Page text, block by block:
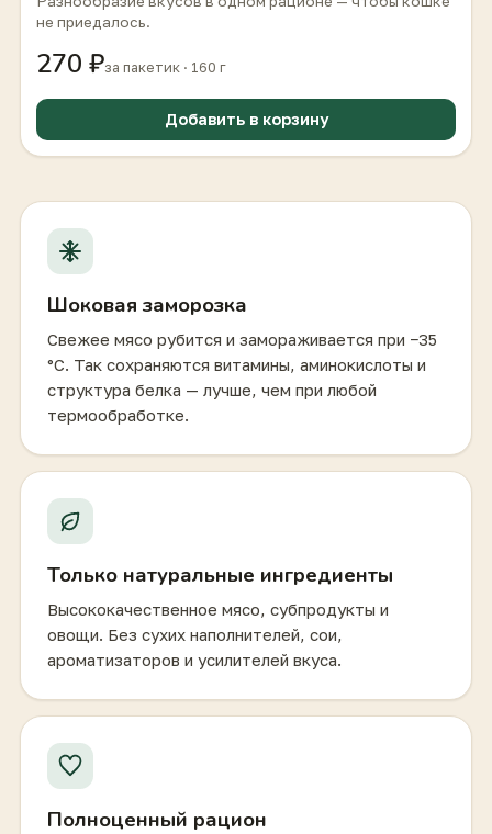
не приедалось.
270 ₽за пакетик · 160 г
Добавить в корзину
Шоковая заморозка
Свежее мясо рубится и замораживается при −35
°C. Так сохраняются витамины, аминокислоты и
структура белка — лучше, чем при любой
термообработке.
Только натуральные ингредиенты
Высококачественное мясо, субпродукты и
овощи. Без сухих наполнителей, сои,
ароматизаторов и усилителей вкуса.
Полноценный рацион